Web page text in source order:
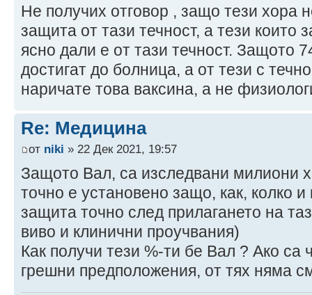
Не получих отговор , защо тези хора
защита от тази течност, а тези които
ясно дали е от тази течност. Защото
достигат до болница, а от тези с
наричате това ваксина, а не
Re: Медицина
от niki » 22 Дек 2021, 19:57
Защото Вал, са изследвани милиони
точно е установено защо, как, колко и
защита точно след прилагането на
виво и клинични проучвания)
Как получи тези %-ти бе Вал ? Ако са
грешни предположения, от тях няма